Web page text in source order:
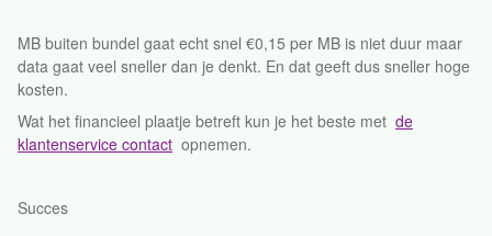
MB buiten bundel gaat echt snel €0,15 per MB is niet duur maar
data gaat veel sneller dan je denkt. En dat geeft dus sneller hoge
kosten.
Wat het financieel plaatje betreft kun je het beste met de
klantenservice contact opnemen.
Succes